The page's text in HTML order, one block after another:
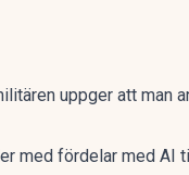
uppger att man
med fördelar med AI